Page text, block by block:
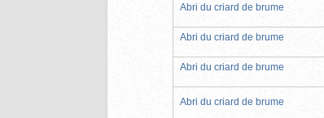
Abri du criard de brume
Abri du criard de brume
Abri du criard de brume
Abri du criard de brume